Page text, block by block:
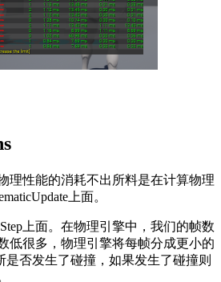
理性能的消耗不出所料是在计算物理
上面。
上面。在物理引擎中，我们的帧数
低很多，物理引擎将每帧分成更小的
是否发生了碰撞，如果发生了碰撞则